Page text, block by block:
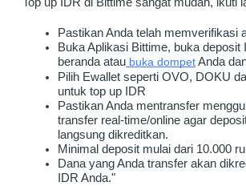
Top up IDR di Bittime sangat mudah, ikuti
Pastikan Anda telah memverifikasi
Buka Aplikasi Bittime, buka deposit
beranda atau buka dompet Anda
Pilih Ewallet seperti OVO, DOKU
untuk top up IDR
Pastikan Anda mentransfer
transfer real-time/online agar
langsung dikreditkan.
Minimal deposit mulai dari 10.000
Dana yang Anda transfer akan
IDR Anda."